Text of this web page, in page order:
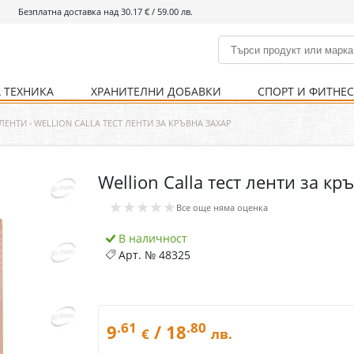
Безплатна доставка над 30.17 € / 59.00 лв.
% Хранителни добавки % Спорт и фитнес
Болно гърло Ваксини
Кости и стави Нервна система
Храносмилателна
Хомеопатия
Инхалатори Термометри
ХРАНИТЕЛНИ ДОБАВКИ
Кости и стави Нервна система
СПОРТ И ФИТНЕС
Храни и напитки Уреди и аксесоари
Детска козметика Козметика за мъже
Уреди Хранене
Хигиена на тялото Предпазни стредства
› WELLION CALLA ТЕСТ ЛЕНТИ ЗА КРЪВНА ЗАХАР
Wellion Calla тест ленти за
★★★★★ Все още няма оценка
В наличност
Арт. №48325
9.61 € / 18.80 лв.